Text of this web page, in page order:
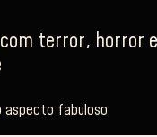
terror, horror e
aspecto fabuloso